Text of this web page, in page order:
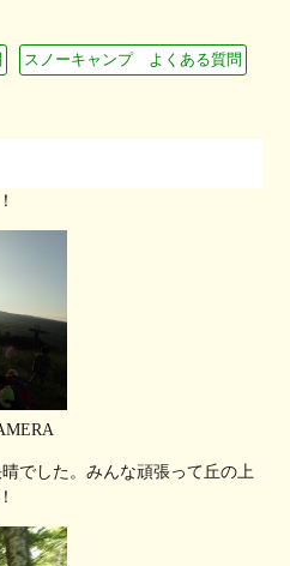
スノーキャンプ よくある質問
でした。みんな頑張って丘の上